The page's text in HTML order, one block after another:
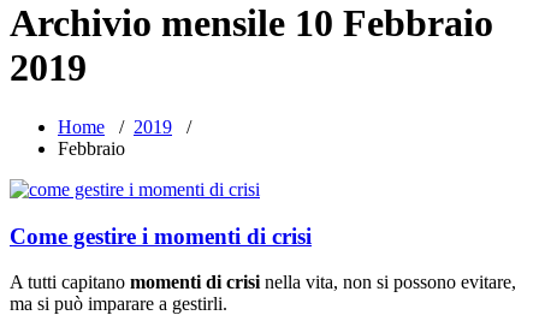
Archivio mensile 10 Febbraio
2019
Home / 2019 /
Febbraio
Come gestire i momenti di crisi
A tutti capitano momenti di crisi nella vita, non si possono evitare,
ma si può imparare a gestirli.